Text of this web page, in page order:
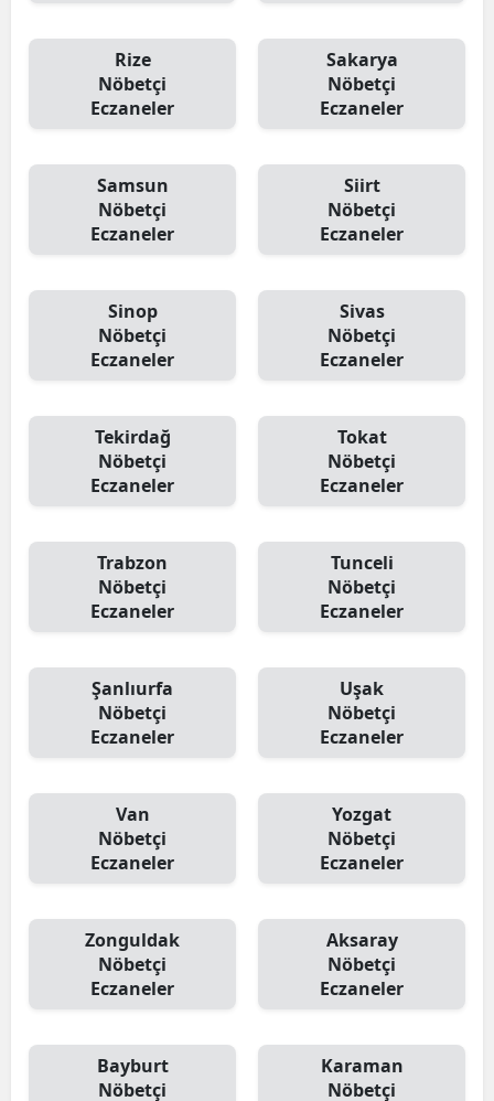
Rize
Nöbetçi
Eczaneler
Sakarya
Nöbetçi
Eczaneler
Samsun
Nöbetçi
Eczaneler
Siirt
Nöbetçi
Eczaneler
Sinop
Nöbetçi
Eczaneler
Sivas
Nöbetçi
Eczaneler
Tekirdağ
Nöbetçi
Eczaneler
Tokat
Nöbetçi
Eczaneler
Trabzon
Nöbetçi
Eczaneler
Tunceli
Nöbetçi
Eczaneler
Şanlıurfa
Nöbetçi
Eczaneler
Uşak
Nöbetçi
Eczaneler
Van
Nöbetçi
Eczaneler
Yozgat
Nöbetçi
Eczaneler
Zonguldak
Nöbetçi
Eczaneler
Aksaray
Nöbetçi
Eczaneler
Bayburt
Nöbetçi
Karaman
Nöbetçi